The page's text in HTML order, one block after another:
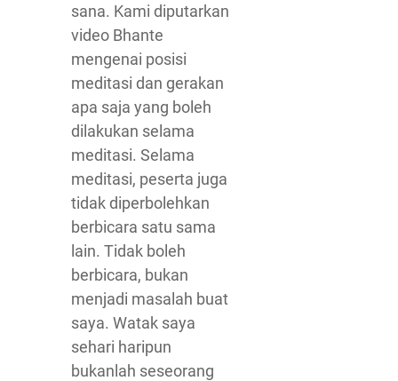
sana. Kami diputarkan
video Bhante
mengenai posisi
meditasi dan gerakan
apa saja yang boleh
dilakukan selama
meditasi. Selama
meditasi, peserta juga
tidak diperbolehkan
berbicara satu sama
lain. Tidak boleh
berbicara, bukan
menjadi masalah buat
saya. Watak saya
sehari haripun
bukanlah seseorang